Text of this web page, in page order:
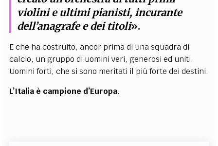
violini e ultimi pianisti, incurante
dell’anagrafe e dei titoli».
E che ha costruito, ancor prima di una squadra di
calcio, un gruppo di uomini veri, generosi ed uniti.
Uomini forti, che si sono meritati il più forte dei destini.
L’Italia è campione d’Europa.